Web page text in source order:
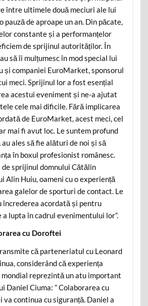
între ultimele două meciuri ale lui
pauză de aproape un an. Din păcate,
constante și a performanțelor
de sprijinul autorităților. În
să îi mulțumesc în mod special lui
și companiei EuroMarket, sponsorul
meci. Sprijinul lor a fost esențial
acestui eveniment și ne-a ajutat
cele mai dificile. Fără implicarea
de EuroMarket, acest meci, cel
mai fi avut loc. Le suntem profund
ales să fie alături de noi și să
în boxul profesionist românesc.
sprijinul domnului Cătălin
Alin Huiu, oameni cu o experiență
galelor de sporturi de contact. Le
încrederea acordată și pentru
lupta în cadrul evenimentului lor”.
cu Doroftei
că parteneriatul cu Leonard
considerând că experiența
reprezintă un atu important
Daniel Ciuma: ” Colaborarea cu
va continua cu siguranță. Daniel a